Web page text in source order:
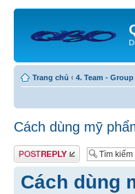
Trang chủ ‹ 4. Team -
Cách dùng mỹ
Gửi bài trả lời
Cách dùng